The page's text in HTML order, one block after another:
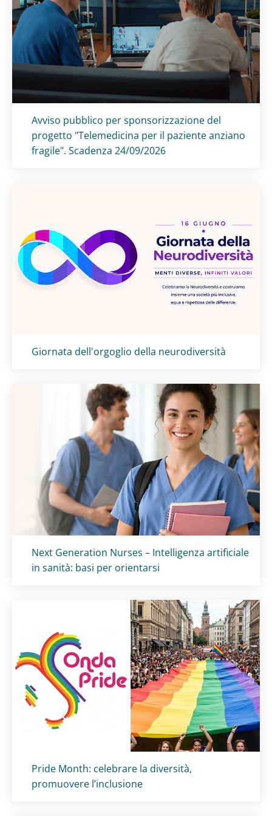
Titolo card:
Avviso pubblico per sponsorizzazione del
progetto "Telemedicina per il paziente anziano
fragile". Scadenza 24/09/2026
Titolo card:
Giornata dell'orgoglio della neurodiversità
Titolo card:
Next Generation Nurses – Intelligenza artificiale
in sanità: basi per orientarsi
Titolo card:
Pride Month: celebrare la diversità,
promuovere l’inclusione